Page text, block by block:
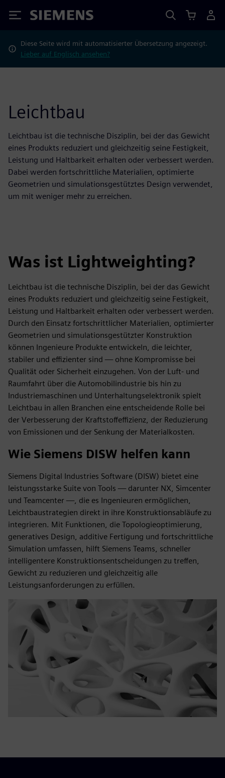
Siemens
Diese Seite wird mit automatisierter Übersetzung angezeigt.
Lieber auf Englisch ansehen?
Leichtbau
Leichtbau ist die technische Disziplin, bei der das Gewicht
eines Produkts reduziert und gleichzeitig seine Festigkeit,
Leistung und Haltbarkeit erhalten oder verbessert werden.
Dabei werden fortschrittliche Materialien, optimierte
Geometrien und simulationsgestütztes Design verwendet,
um mit weniger mehr zu erreichen.
Was ist Lightweighting?
Leichtbau ist die technische Disziplin, bei der das Gewicht
eines Produkts reduziert und gleichzeitig seine Festigkeit,
Leistung und Haltbarkeit erhalten oder verbessert werden.
Durch den Einsatz fortschrittlicher Materialien, optimierter
Geometrien und simulationsgestützter Konstruktion
können Ingenieure Produkte entwickeln, die leichter,
stabiler und effizienter sind — ohne Kompromisse bei
Qualität oder Sicherheit einzugehen. Von der Luft- und
Raumfahrt über die Automobilindustrie bis hin zu
Industriemaschinen und Unterhaltungselektronik spielt
Leichtbau in allen Branchen eine entscheidende Rolle bei
der Verbesserung der Kraftstoffeffizienz, der Reduzierung
von Emissionen und der Senkung der Materialkosten.
Wie Siemens DISW helfen kann
Siemens Digital Industries Software (DISW) bietet eine
leistungsstarke Suite von Tools — darunter NX, Simcenter
und Teamcenter —, die es Ingenieuren ermöglichen,
Leichtbaustrategien direkt in ihre Konstruktionsabläufe zu
integrieren. Mit Funktionen, die Topologieoptimierung,
generatives Design, additive Fertigung und fortschrittliche
Simulation umfassen, hilft Siemens Teams, schneller
intelligentere Konstruktionsentscheidungen zu treffen,
Gewicht zu reduzieren und gleichzeitig alle
Leistungsanforderungen zu erfüllen.